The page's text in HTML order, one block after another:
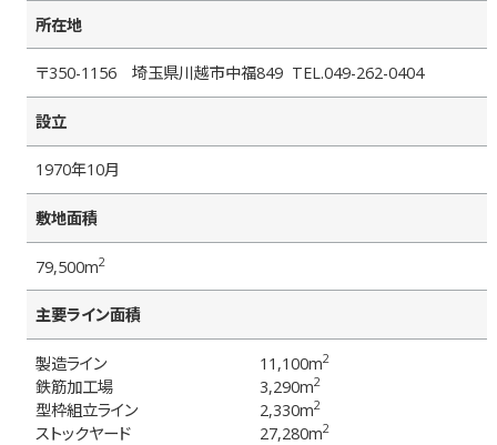
所在地
〒350-1156 埼玉県川越市中福849 TEL.049-262-0404
設立
1970年10月
敷地面積
79,500m2
主要ライン面積
製造ライン 11,100m2
鉄筋加工場 3,290m2
型枠組立ライン 2,330m2
ストックヤード 27,280m2